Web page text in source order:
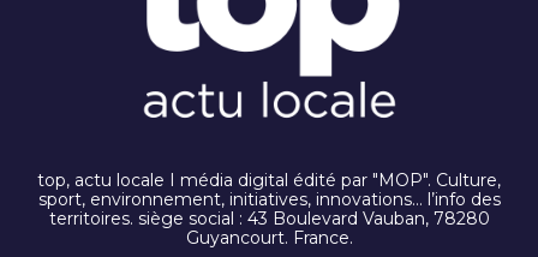
top, actu locale I média digital édité par "MOP". Culture,
sport, environnement, initiatives, innovations… l’info des
territoires. siège social : 43 Boulevard Vauban, 78280
Guyancourt. France.